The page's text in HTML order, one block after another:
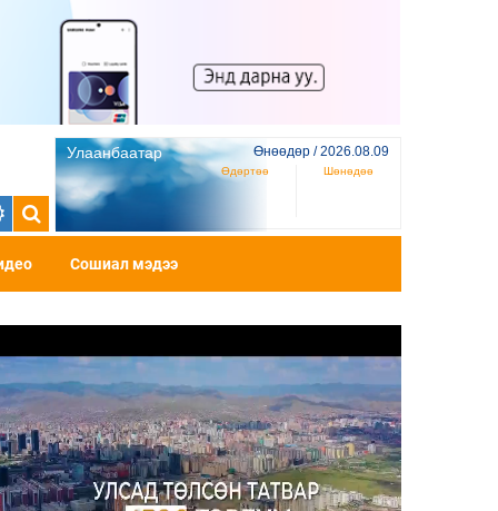
Улаанбаатар Өнөөдөр / 2026.08.09
Өдөртөө Шөнөдөө
Сошиал мэдээ